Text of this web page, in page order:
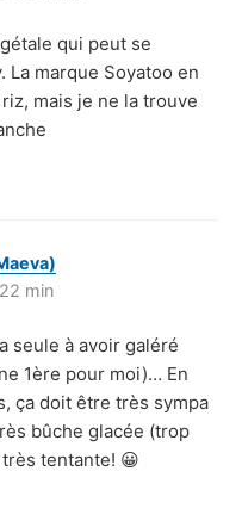
qui peut se
marque Soyatoo en
mais je ne la trouve
:
min
seule à avoir galéré
1ère pour moi)… En
ça doit être très sympa
bûche glacée (trop
tentante! 😀